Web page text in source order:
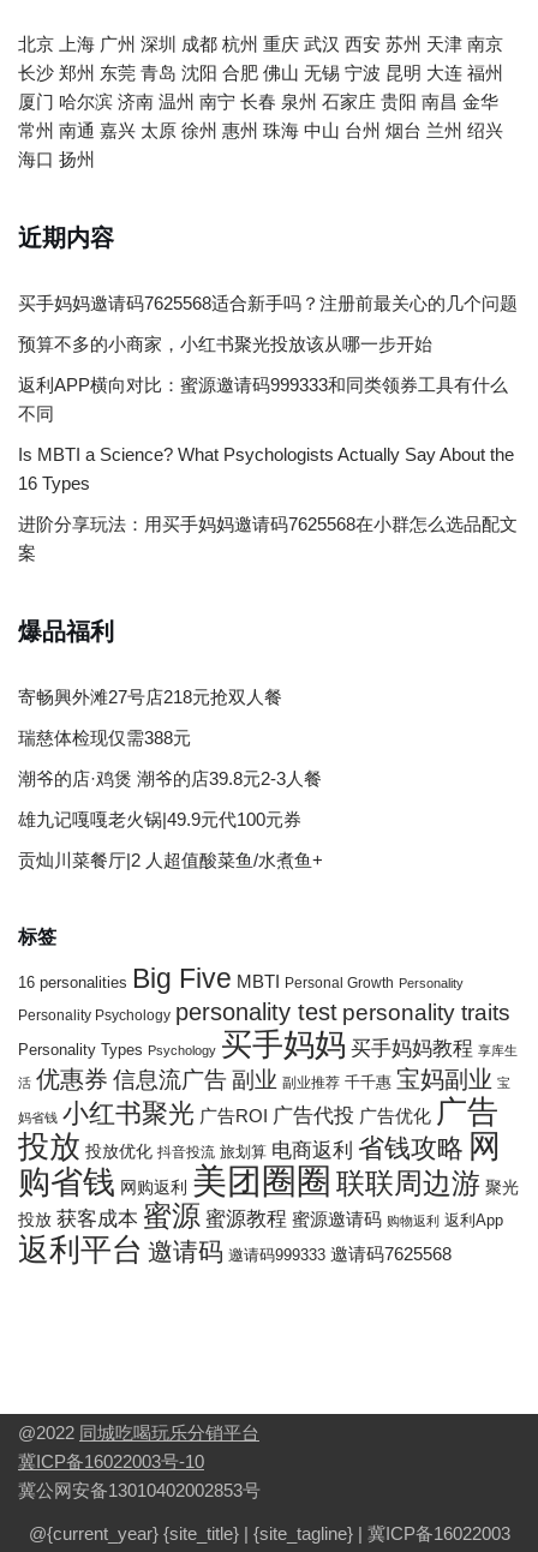
北京 上海 广州 深圳 成都 杭州 重庆 武汉 西安 苏州 天津 南京
长沙 郑州 东莞 青岛 沈阳 合肥 佛山 无锡 宁波 昆明 大连 福州
厦门 哈尔滨 济南 温州 南宁 长春 泉州 石家庄 贵阳 南昌 金华
常州 南通 嘉兴 太原 徐州 惠州 珠海 中山 台州 烟台 兰州 绍兴
海口 扬州
近期内容
买手妈妈邀请码7625568适合新手吗？注册前最关心的几个问题
预算不多的小商家，小红书聚光投放该从哪一步开始
返利APP横向对比：蜜源邀请码999333和同类领券工具有什么
不同
Is MBTI a Science? What Psychologists Actually Say About the
16 Types
进阶分享玩法：用买手妈妈邀请码7625568在小群怎么选品配文
案
爆品福利
寄畅興外滩27号店218元抢双人餐
瑞慈体检现仅需388元
潮爷的店·鸡煲 潮爷的店39.8元2-3人餐
雄九记嘎嘎老火锅|49.9元代100元券
贡灿川菜餐厅|2 人超值酸菜鱼/水煮鱼+
标签
16 personalities Big Five MBTI Personal Growth Personality
Personality Psychology personality test personality traits
Personality Types Psychology 买手妈妈 买手妈妈教程 享库生
活 优惠券 信息流广告副业 副业推荐 千千惠 宝妈副业 宝
妈省钱 小红书聚光 广告ROI 广告代投 广告优化 广告
投放 投放优化 抖音投流 旅划算 电商返利 省钱攻略 网
购省钱 网购返利 美团圈圈 联联周边游 聚光
投放 获客成本 蜜源 蜜源教程 蜜源邀请码 购物返利 返利App
返利平台 邀请码 邀请码999333 邀请码7625568
@2022 同城吃喝玩乐分销平台
冀ICP备16022003号-10
冀公网安备13010402002853号
@{current_year} {site_title}| {site_tagline}| 冀ICP备16022003